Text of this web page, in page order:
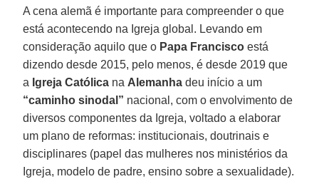
A cena alemã é importante para compreender o que
está acontecendo na Igreja global. Levando em
consideração aquilo que o Papa Francisco está
dizendo desde 2015, pelo menos, é desde 2019 que
a Igreja Católica na Alemanha deu início a um
“caminho sinodal” nacional, com o envolvimento de
diversos componentes da Igreja, voltado a elaborar
um plano de reformas: institucionais, doutrinais e
disciplinares (papel das mulheres nos ministérios da
Igreja, modelo de padre, ensino sobre a sexualidade).